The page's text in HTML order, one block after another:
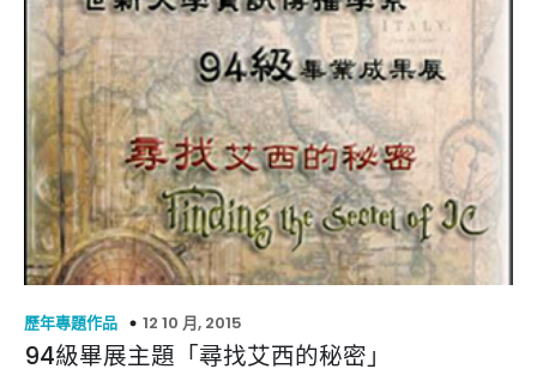
歷年專題作品 12 10 月, 2015
94級畢展主題「尋找艾西的秘密」